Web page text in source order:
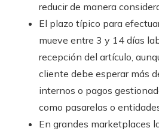
reducir de manera
El plazo típico para
mueve entre 3 y 14 días
recepción del artículo,
cliente debe esperar más
internos o pagos
como pasarelas o
En grandes marketplaces